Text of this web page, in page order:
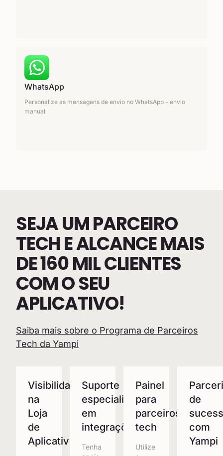
WhatsApp
Personalize as mensagens de envio no WhatsApp - envio
manual
SEJA UM PARCEIRO
TECH E ALCANCE MAIS
DE 160 MIL CLIENTES
COM O SEU
APLICATIVO!
Saiba mais sobre o Programa de Parceiros
Tech da Yampi
Visibilidade
na
Loja
de
Aplicativos
Suporte
especializado
em
integrações
Tenha
Painel
para
parceiros
tech
Utilize
de
com
Yampi